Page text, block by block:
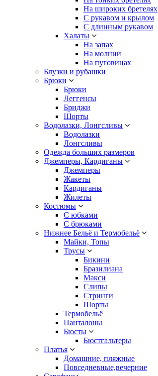
На широких бретелях
С рукавом и крылом
С длинным рукавом
Халаты
На запах
На молнии
На пуговицах
Блузки и рубашки
Брюки
Брюки
Леггенсы
Бриджи
Шорты
Водолазки, Лонгсливы
Водолазки
Лонгсливы
Одежда больших размеров
Джемперы, Кардиганы
Джемперы
Жакеты
Кардиганы
Жилеты
Костюмы
С юбками
С брюками
Нижнее Бельё и Термобельё
Майки, Топы
Трусы
Бикини
Бразилиана
Макси
Слипы
Стринги
Шорты
Термобельё
Панталоны
Бюсты
Бюстгальтеры
Платья
Домашние, пляжные
Повседневные,вечерние